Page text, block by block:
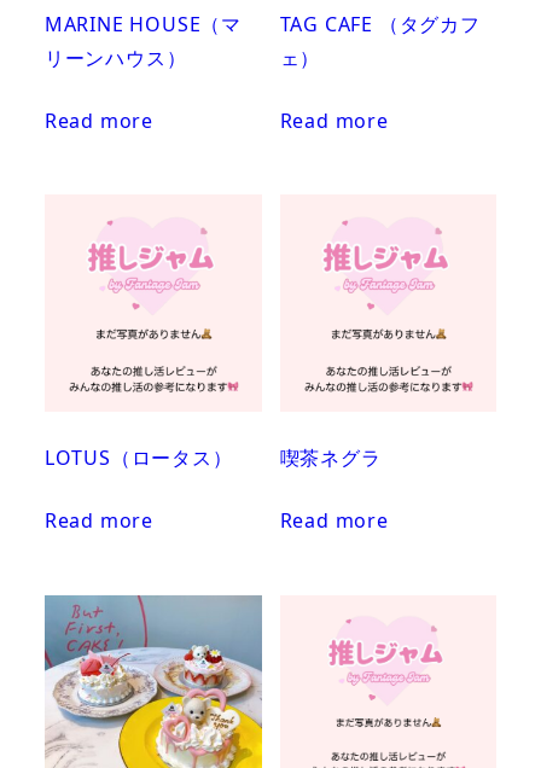
MARINE HOUSE（マ
リーンハウス）
Read more
TAG CAFE （タグカフ
ェ）
Read more
LOTUS（ロータス）
Read more
喫茶ネグラ
Read more